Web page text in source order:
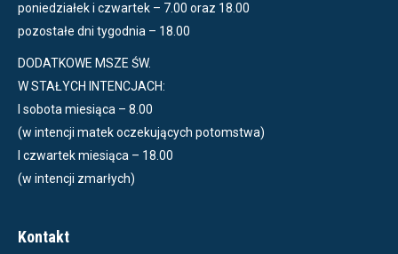
poniedziałek i czwartek – 7.00 oraz 18.00
pozostałe dni tygodnia – 18.00
DODATKOWE MSZE ŚW.
W STAŁYCH INTENCJACH:
I sobota miesiąca – 8.00
(w intencji matek oczekujących potomstwa)
I czwartek miesiąca – 18.00
(w intencji zmarłych)
Kontakt